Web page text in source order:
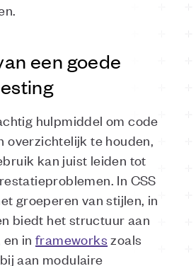
een goede
hulpmiddel om code
overzichtelijk te houden,
kan juist leiden tot
In CSS
groeperen van stijlen, in
biedt het structuur aan
in frameworks zoals
aan modulaire